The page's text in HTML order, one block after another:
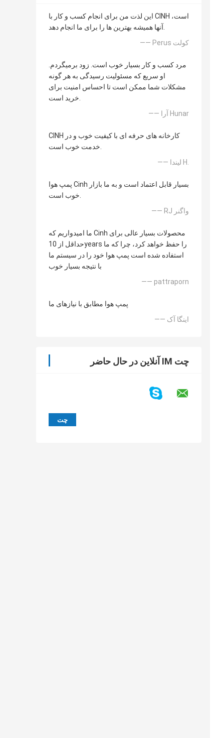
این لذت من برای انجام کسب و کار با CINH است،
آنها همیشه بهترین ها را برای ما انجام دهد.
—— Perus کولت
مرد کسب و کار بسیار خوب است. زود برمیگردم.
او سریع که مسئولیت رسیدگی به هر گونه
مشکلات شما ممکن است تا احساس امنیت برای
خرید است.
—— آرا Hunar
CINH کارخانه های حرفه ای با کیفیت خوب و در
خدمت خوب است.
—— لیندا H.
پمپ هوا Cinh بسیار قابل اعتماد است و به ما بازار
خوب است.
—— RJ واگنر
ما امیدواریم که Cinh محصولات بسیار عالی برای
حداقل از 10years را حفظ خواهد کرد، چرا که ما
استفاده شده است پمپ هوا خود را در سیستم ما
با نتیجه بسیار خوب
—— pattraporn
پمپ هوا مطابق با نیازهای ما
—— اینگا آک
چت IM آنلاین در حال حاضر